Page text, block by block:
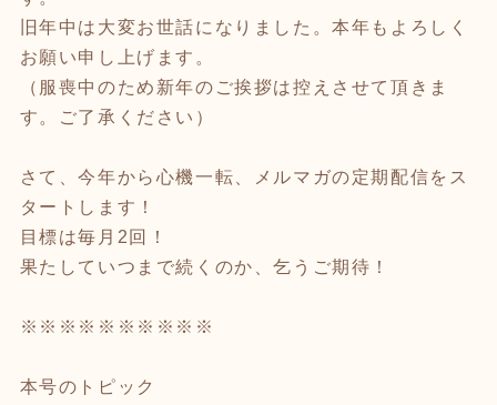
旧年中は大変お世話になりました。本年もよろしく
お願い申し上げます。
（服喪中のため新年のご挨拶は控えさせて頂きま
す。ご了承ください）
さて、今年から心機一転、メルマガの定期配信をス
タートします！
目標は毎月2回！
果たしていつまで続くのか、乞うご期待！
※※※※※※※※※※
本号のトピック